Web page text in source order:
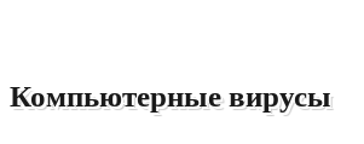
Компьютерные вирусы